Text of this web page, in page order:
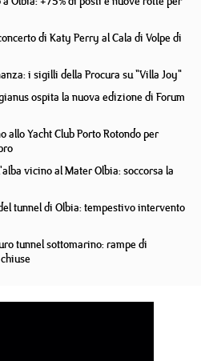
di Katy Perry al Cala di Volpe di
i sigilli della Procura su "Villa Joy"
ospita la nuova edizione di Forum
allo Yacht Club Porto Rotondo per
vicino al Mater Olbia: soccorsa la
tunnel di Olbia: tempestivo intervento
tunnel sottomarino: rampe di